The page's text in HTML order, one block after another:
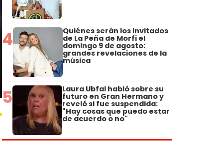
4 Quiénes serán los invitados
de La Peña de Morfi el
domingo 9 de agosto:
grandes revelaciones de la
música
5 Laura Ubfal habló sobre su
futuro en Gran Hermano y
reveló si fue suspendida:
"Hay cosas que puedo estar
de acuerdo o no"